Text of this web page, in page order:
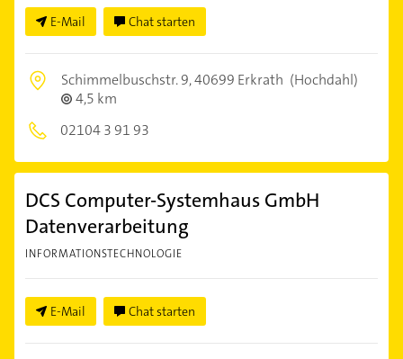
E-Mail Chat starten
Schimmelbuschstr. 9,40699 Erkrath (Hochdahl)
4,5 km
02104 3 91 93
DCS Computer-Systemhaus GmbH
Datenverarbeitung
INFORMATIONSTECHNOLOGIE
E-Mail Chat starten